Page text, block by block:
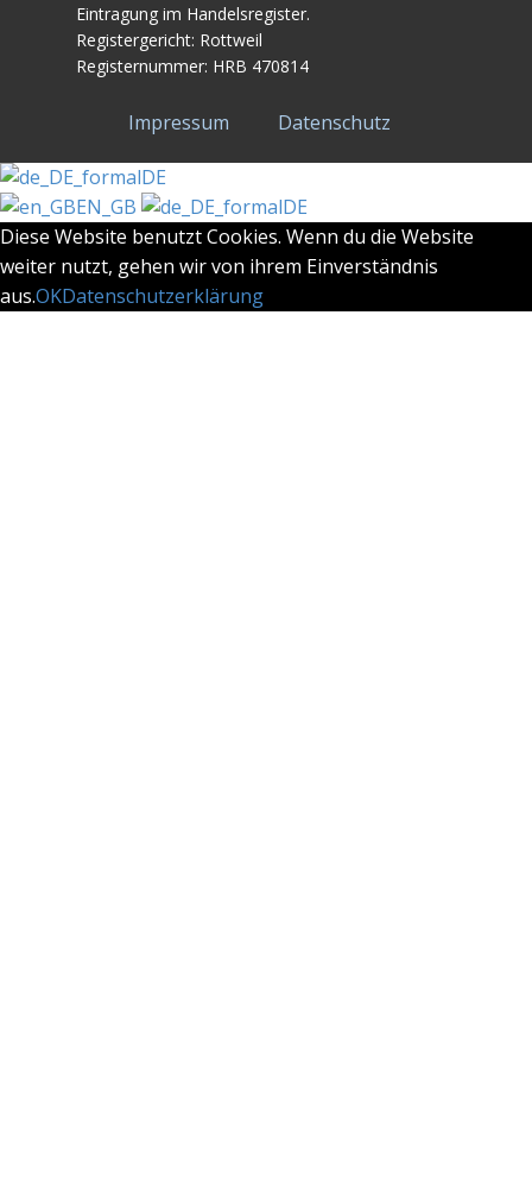
Eintragung im Handelsregister.
Registergericht: Rottweil
Registernummer: HRB 470814
Impressum Datenschutz
DE
EN_GB
DE
Diese Website benutzt Cookies. Wenn du die Website
weiter nutzt, gehen wir von ihrem Einverständnis
aus.OKDatenschutzerklärung